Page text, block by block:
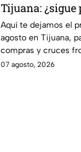
Tijuana: ¿sigue
viernes?
Aquí te dejamos el
agosto en Tijuana,
compras y cruces
actualizada.
07 agosto, 2026